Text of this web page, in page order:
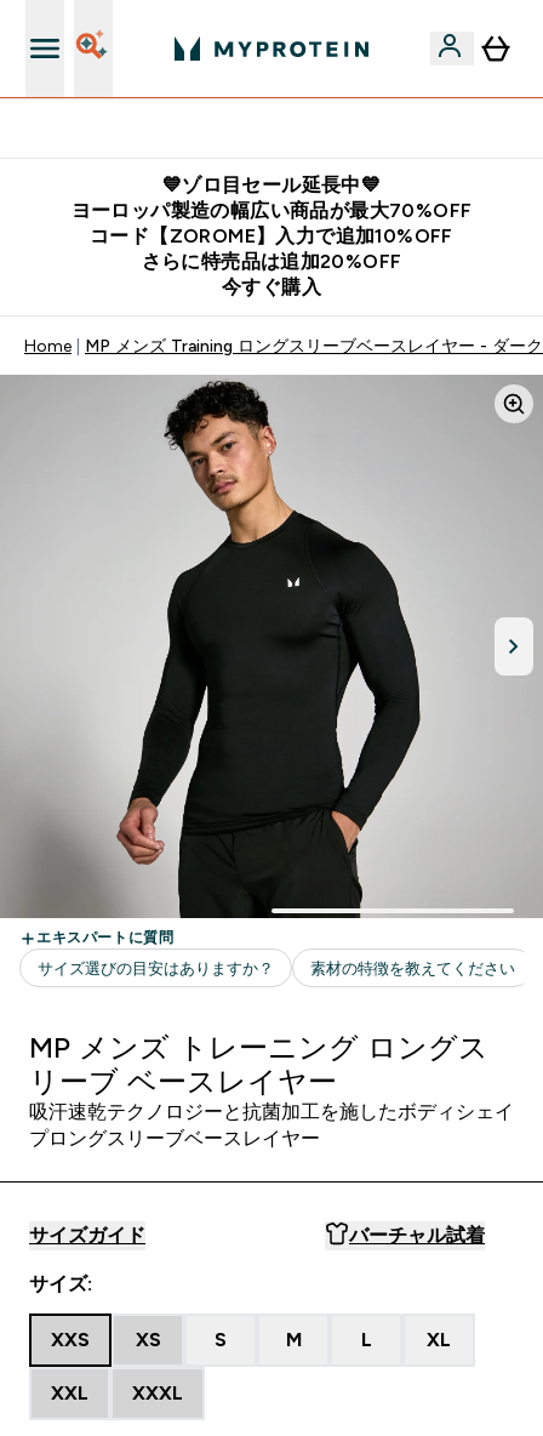
💙ゾロ目セール延長中💙
ヨーロッパ製造の幅広い商品が最大70%OFF
コード【ZOROME】入力で追加10%OFF
さらに特売品は追加20%OFF
今すぐ購入
Home MP メンズ Training ロングスリーブベースレイヤー - ダー
MP メンズ トレーニング ロングス
リーブ ベースレイヤー
吸汗速乾テクノロジーと抗菌加工を施したボディシェイ
プロングスリーブベースレイヤー
サイズガイド バーチャル試着
サイズ:
XXS XS S M L XL
XXL XXXL